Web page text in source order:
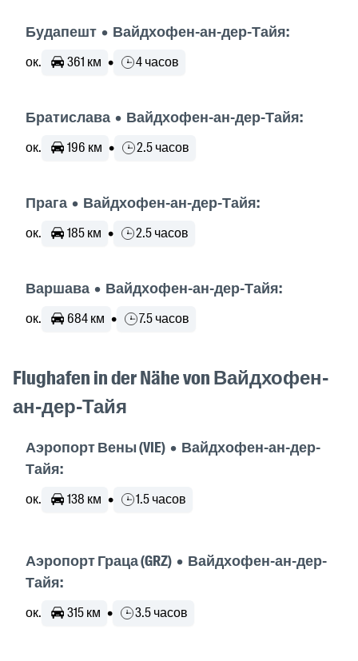
Будапешт • Вайдхофен-ан-дер-Тайя:
ок. 361 км • 4 часов
Братислава • Вайдхофен-ан-дер-Тайя:
ок. 196 км • 2.5 часов
Прага • Вайдхофен-ан-дер-Тайя:
ок. 185 км • 2.5 часов
Варшава • Вайдхофен-ан-дер-Тайя:
ок. 684 км • 7.5 часов
Flughafen in der Nähe von Вайдхофен-
ан-дер-Тайя
Аэропорт Вены (VIE) • Вайдхофен-ан-дер-
Тайя:
ок. 138 км • 1.5 часов
Аэропорт Граца (GRZ) • Вайдхофен-ан-дер-
Тайя:
ок. 315 км • 3.5 часов